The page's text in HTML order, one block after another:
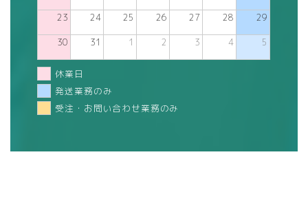
23 24 25 26 27 28 29
30 31 1 2 3 4 5
休業日
発送業務のみ
受注・お問い合わせ業務のみ